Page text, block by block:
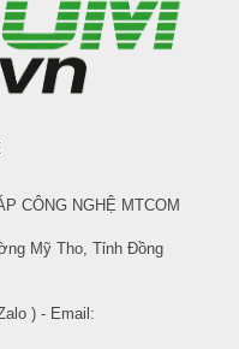
CÔNG NGHỆ MTCOM
Mỹ Tho, Tỉnh Đồng
) - Email: